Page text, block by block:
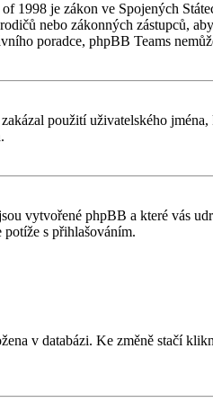
1998 je zákon ve Spojených
nebo zákonných zástupců,
poradce, phpBB Teams
použití uživatelského
vytvořené phpBB a které vás
potíže s přihlašováním.
v databázi. Ke změně stačí